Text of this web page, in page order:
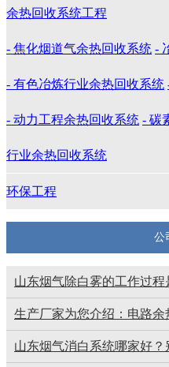
余热回收系统工程
- 焦化烟道气余热回收系统 -
- 有色冶炼行业余热回收系统
- 动力工程余热回收系统 - 碳
行业余热回收系统
环保工程
公
山东烟气除白雾的工作过程
生产厂家为您介绍：电路
山东烟气消白系统哪家好？